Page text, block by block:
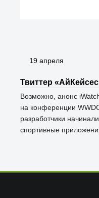
19 апреля
Возможно, анонс
на конференции
разработчики
спортивные